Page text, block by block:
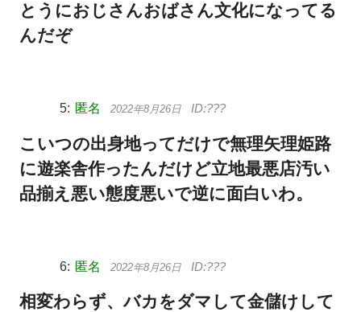
とうにおじさんおばさん文化になってる
んだぞ
匿名 2022年8月26日
こいつの出身地ってだけで無理矢理姫路
に遊楽舎作ったんだけど立地最悪店汚い
品揃え悪い態度悪いで逆に面白いわ。
匿名 2022年8月26日
相変わらず、バカをダマして金儲けして